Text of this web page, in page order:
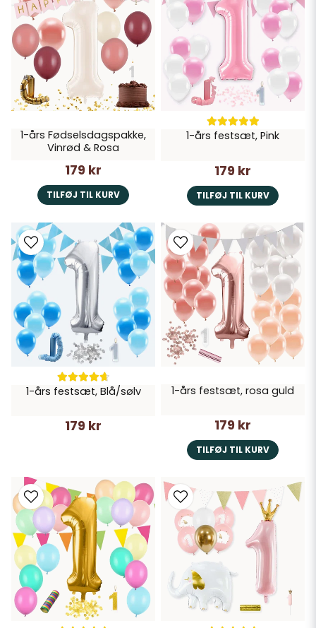
1-års Fødselsdagspakke,
Vinrød & Rosa
179 kr
TILFØJ TIL KURV
1-års festsæt, Pink
179 kr
TILFØJ TIL KURV
1-års festsæt, Blå/sølv
179 kr
1-års festsæt, rosa guld
179 kr
TILFØJ TIL KURV